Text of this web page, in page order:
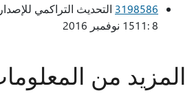
3198586
1511: 8 نوفمبر 2016
المزيد من